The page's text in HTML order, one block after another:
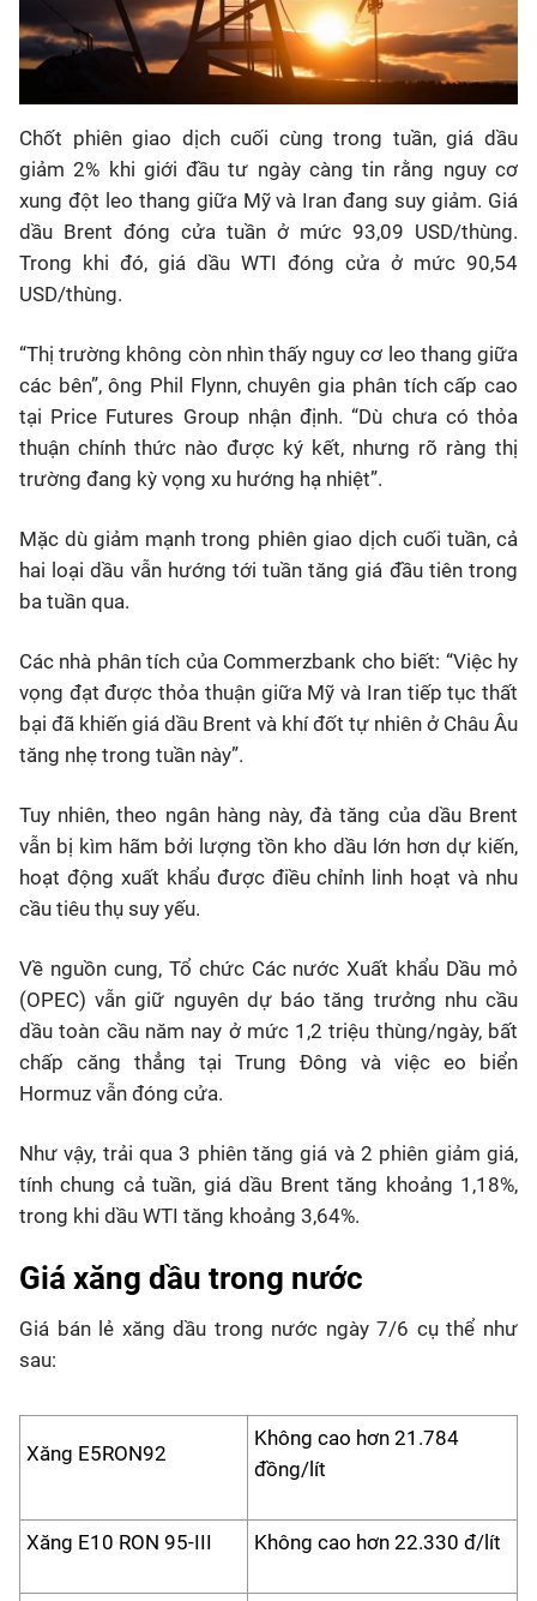
Chốt phiên giao dịch cuối cùng trong tuần, giá dầu
giảm 2% khi giới đầu tư ngày càng tin rằng nguy cơ
xung đột leo thang giữa Mỹ và Iran đang suy giảm. Giá
dầu Brent đóng cửa tuần ở mức 93,09 USD/thùng.
Trong khi đó, giá dầu WTI đóng cửa ở mức 90,54
USD/thùng.
“Thị trường không còn nhìn thấy nguy cơ leo thang giữa
các bên”, ông Phil Flynn, chuyên gia phân tích cấp cao
tại Price Futures Group nhận định. “Dù chưa có thỏa
thuận chính thức nào được ký kết, nhưng rõ ràng thị
trường đang kỳ vọng xu hướng hạ nhiệt”.
Mặc dù giảm mạnh trong phiên giao dịch cuối tuần, cả
hai loại dầu vẫn hướng tới tuần tăng giá đầu tiên trong
ba tuần qua.
Các nhà phân tích của Commerzbank cho biết: “Việc hy
vọng đạt được thỏa thuận giữa Mỹ và Iran tiếp tục thất
bại đã khiến giá dầu Brent và khí đốt tự nhiên ở Châu Âu
tăng nhẹ trong tuần này”.
Tuy nhiên, theo ngân hàng này, đà tăng của dầu Brent
vẫn bị kìm hãm bởi lượng tồn kho dầu lớn hơn dự kiến,
hoạt động xuất khẩu được điều chỉnh linh hoạt và nhu
cầu tiêu thụ suy yếu.
Về nguồn cung, Tổ chức Các nước Xuất khẩu Dầu mỏ
(OPEC) vẫn giữ nguyên dự báo tăng trưởng nhu cầu
dầu toàn cầu năm nay ở mức 1,2 triệu thùng/ngày, bất
chấp căng thẳng tại Trung Đông và việc eo biển
Hormuz vẫn đóng cửa.
Như vậy, trải qua 3 phiên tăng giá và 2 phiên giảm giá,
tính chung cả tuần, giá dầu Brent tăng khoảng 1,18%,
trong khi dầu WTI tăng khoảng 3,64%.
Giá xăng dầu trong nước
Giá bán lẻ xăng dầu trong nước ngày 7/6 cụ thể như
sau:
Xăng E5RON92
Không cao hơn 21.784
đồng/lít
Xăng E10 RON 95-III Không cao hơn 22.330 đ/lít